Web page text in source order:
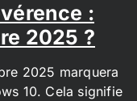
:
2025 ?
2025 marquera
10. Cela signifie